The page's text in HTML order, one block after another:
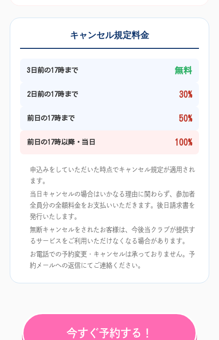
キャンセル規定料金
3日前の17時まで 無料
2日前の17時まで 30%
前日の17時まで 50%
前日の17時以降・当日 100%
申込みをしていただいた時点でキャンセル規定が適用され
ます。
当日キャンセルの場合はいかなる理由に関わらず、参加者
全員分の全額料金をお支払いいただきます。後日請求書を
発行いたします。
無断キャンセルをされたお客様は、今後当クラブが提供す
るサービスをご利用いただけなくなる場合があります。
お電話での予約変更・キャンセルは承っておりません。予
約メールへの返信にてご連絡ください。
今すぐ予約する！